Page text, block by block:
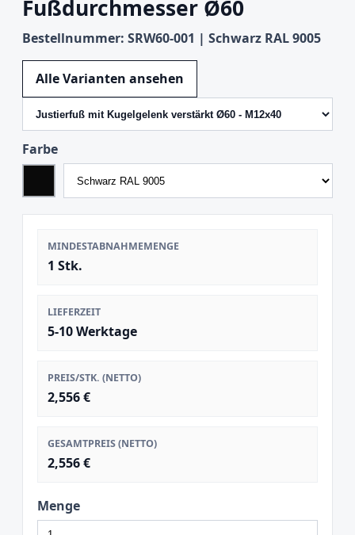
Fußdurchmesser Ø60
Bestellnummer: SRW60-001 | Schwarz RAL 9005
Alle Varianten ansehen
Farbe
MINDESTABNAHMEMENGE
1 Stk.
LIEFERZEIT
5-10 Werktage
PREIS/STK. (NETTO)
2,556 €
GESAMTPREIS (NETTO)
2,556 €
Menge